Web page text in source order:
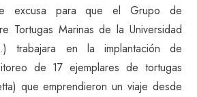
excusa para que el Grupo de
Tortugas Marinas de la Universidad
trabajara en la implantación de
de 17 ejemplares de tortugas
que emprendieron un viaje desde